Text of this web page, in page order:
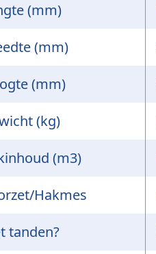
(mm)
(mm)
(mm)
(kg)
(m3)
Hakmes
tanden?